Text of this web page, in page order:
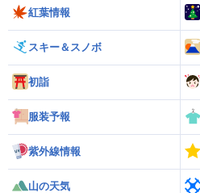
紅葉情報
スキー＆スノボ
初詣
服装予報
紫外線情報
山の天気